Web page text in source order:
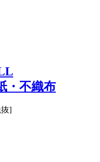
・不織布
]